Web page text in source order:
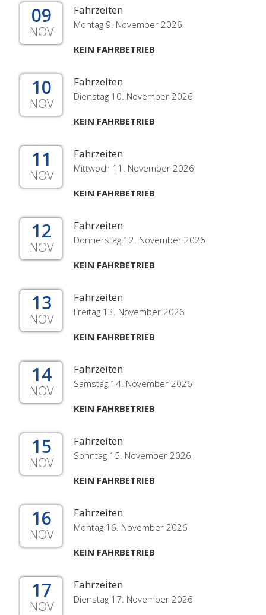
09
NOV
Fahrzeiten
Montag 9. November 2026
KEIN FAHRBETRIEB
10
NOV
Fahrzeiten
Dienstag 10. November 2026
KEIN FAHRBETRIEB
11
NOV
Fahrzeiten
Mittwoch 11. November 2026
KEIN FAHRBETRIEB
12
NOV
Fahrzeiten
Donnerstag 12. November 2026
KEIN FAHRBETRIEB
13
NOV
Fahrzeiten
Freitag 13. November 2026
KEIN FAHRBETRIEB
14
NOV
Fahrzeiten
Samstag 14. November 2026
KEIN FAHRBETRIEB
15
NOV
Fahrzeiten
Sonntag 15. November 2026
KEIN FAHRBETRIEB
16
NOV
Fahrzeiten
Montag 16. November 2026
KEIN FAHRBETRIEB
17
NOV
Fahrzeiten
Dienstag 17. November 2026